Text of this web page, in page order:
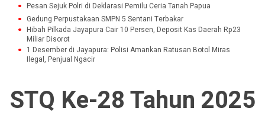
Pesan Sejuk Polri di Deklarasi Pemilu Ceria Tanah Papua
Gedung Perpustakaan SMPN 5 Sentani Terbakar
Hibah Pilkada Jayapura Cair 10 Persen, Deposit Kas Daerah Rp23
Miliar Disorot
1 Desember di Jayapura: Polisi Amankan Ratusan Botol Miras
Ilegal, Penjual Ngacir
STQ Ke-28 Tahun 2025